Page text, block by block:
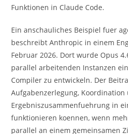
Funktionen in Claude Code.
Ein anschauliches Beispiel fuer
beschreibt Anthropic in einem
Februar 2026. Dort wurde Opus
parallel arbeitenden Instanzen
Compiler zu entwickeln. Der
Aufgabenzerlegung, Koordination
Ergebniszusammenfuehrung in
funktionieren koennen, wenn
parallel an einem gemeinsamen